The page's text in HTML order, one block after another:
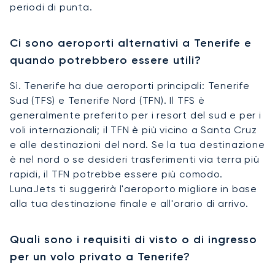
periodi di punta.
Ci sono aeroporti alternativi a Tenerife e
quando potrebbero essere utili?
Sì. Tenerife ha due aeroporti principali: Tenerife
Sud (TFS) e Tenerife Nord (TFN). Il TFS è
generalmente preferito per i resort del sud e per i
voli internazionali; il TFN è più vicino a Santa Cruz
e alle destinazioni del nord. Se la tua destinazione
è nel nord o se desideri trasferimenti via terra più
rapidi, il TFN potrebbe essere più comodo.
LunaJets ti suggerirà l'aeroporto migliore in base
alla tua destinazione finale e all'orario di arrivo.
Quali sono i requisiti di visto o di ingresso
per un volo privato a Tenerife?